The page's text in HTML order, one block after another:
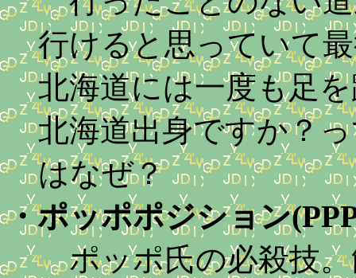
行けると思っていて
北海道には一度も足
北海道出身ですか？
はなぜ？
・ポッポポジション
ポッポ氏の必殺技。